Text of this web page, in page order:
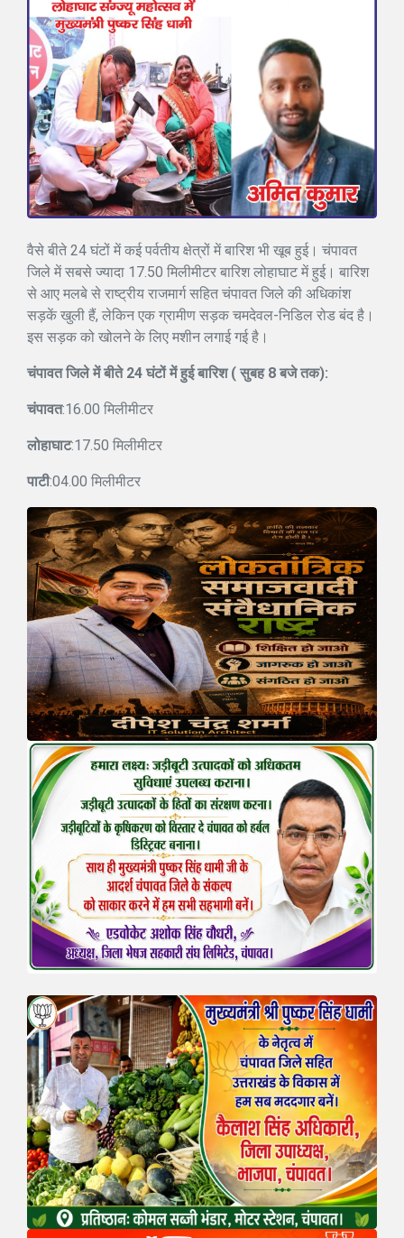
वैसे बीते 24 घंटों में कई पर्वतीय क्षेत्रों में बारिश भी खूब हुई। चंपावत
जिले में सबसे ज्यादा 17.50 मिलीमीटर बारिश लोहाघाट में हुई। बारिश
से आए मलबे से राष्ट्रीय राजमार्ग सहित चंपावत जिले की अधिकांश
सड़कें खुली हैं, लेकिन एक ग्रामीण सड़क चमदेवल-निडिल रोड बंद है।
इस सड़क को खोलने के लिए मशीन लगाई गई है।
चंपावत जिले में बीते 24 घंटों में हुई बारिश ( सुबह 8 बजे तक):
चंपावत:16.00 मिलीमीटर
लोहाघाट:17.50 मिलीमीटर
पाटी:04.00 मिलीमीटर